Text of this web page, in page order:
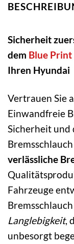
Sicherheit
dem Blue Print
Ihren Hyundai
Vertrauen Sie
Einwandfreie
Sicherheit
verlässliche
Fahrzeuge
Langlebigkeit,
unbesorgt